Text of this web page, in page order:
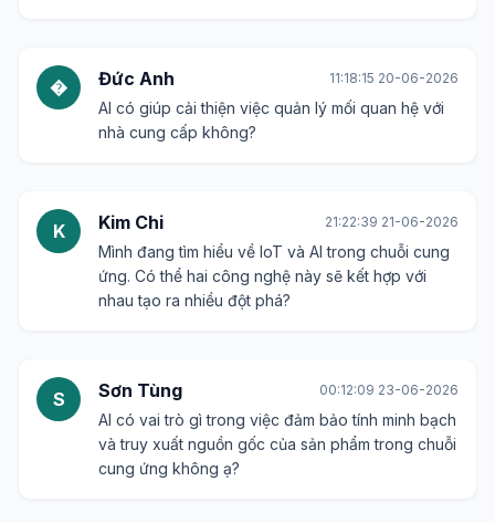
� Đức Anh 11:18:15 20-06-2026
AI có giúp cải thiện việc quản lý mối quan hệ với
nhà cung cấp không?
K Kim Chi 21:22:39 21-06-2026
Mình đang tìm hiểu về IoT và AI trong chuỗi cung
ứng. Có thể hai công nghệ này sẽ kết hợp với
nhau tạo ra nhiều đột phá?
S Sơn Tùng 00:12:09 23-06-2026
AI có vai trò gì trong việc đảm bảo tính minh bạch
và truy xuất nguồn gốc của sản phẩm trong chuỗi
cung ứng không ạ?